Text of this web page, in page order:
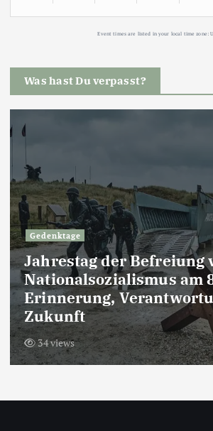
Event times are listed in your local time zone:
Was hast Du verpasst?
Gedenktage
Jahrestag der Befreiung
Nationalsozialismus am
Erinnerung,
Zukunft
34 views